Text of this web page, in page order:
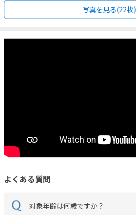
写真を見る(22枚)
よくある質問
対象年齢は何歳ですか？